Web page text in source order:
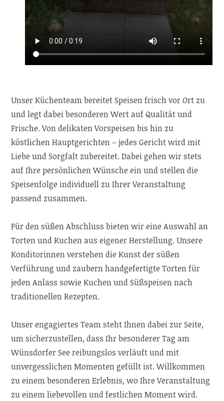
Unser Küchenteam bereitet Speisen frisch vor Ort zu
und legt dabei besonderen Wert auf Qualität und
Frische. Von delikaten Vorspeisen bis hin zu
köstlichen Hauptgerichten – jedes Gericht wird mit
Liebe und Sorgfalt zubereitet. Dabei gehen wir stets
auf Ihre persönlichen Wünsche ein und stellen die
Speisenfolge individuell zu Ihrer Veranstaltung
passend zusammen.
Für den süßen Abschluss bieten wir eine Auswahl an
Torten und Kuchen aus eigener Herstellung. Unsere
Konditorinnen verstehen die Kunst der süßen
Verführung und zaubern handgefertigte Torten für
jeden Anlass sowie Kuchen und Süßspeisen nach
traditionellen Rezepten.
Unser engagiertes Team steht Ihnen dabei zur Seite,
um sicherzustellen, dass Ihr besonderer Tag am
Wünsdorfer See reibungslos verläuft und mit
unvergesslichen Momenten gefüllt ist. Willkommen
zu einem besonderen Erlebnis, wo Ihre Veranstaltung
zu einem liebevollen und festlichen Moment wird.